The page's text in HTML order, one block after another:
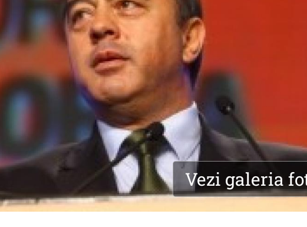
Vezi galeria